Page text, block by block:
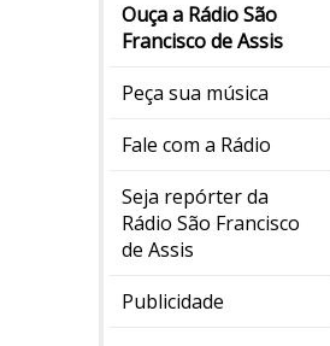
Ouça a Rádio São
Francisco de Assis
Peça sua música
Fale com a Rádio
Seja repórter da
Rádio São Francisco
de Assis
Publicidade